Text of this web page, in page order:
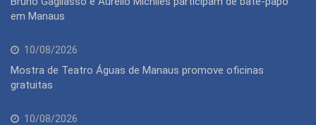
em Manaus
10/08/2026
Mostra de Teatro Águas de Manaus promove oficinas
gratuitas
10/08/2026